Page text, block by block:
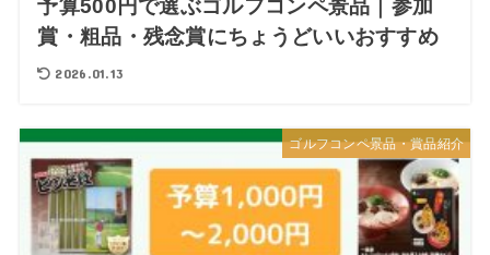
予算500円で選ぶゴルフコンペ景品｜参加
賞・粗品・残念賞にちょうどいいおすすめ
2026.01.13
ゴルフコンペ景品・賞品紹介